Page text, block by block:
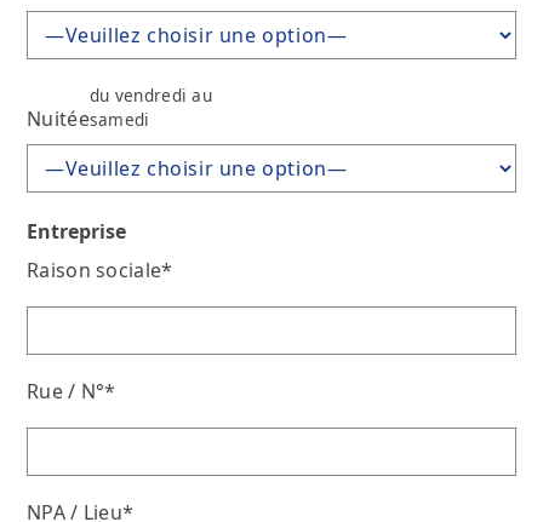
Nuitée
du vendredi au
samedi
Entreprise
Raison sociale*
Rue / N°*
NPA / Lieu*